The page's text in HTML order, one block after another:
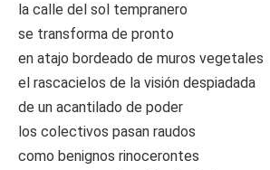
la calle del sol tempranero
se transforma de pronto
en atajo bordeado de muros vegetales
el rascacielos de la visión despiadada
de un acantilado de poder
los colectivos pasan raudos
como benignos rinocerontes